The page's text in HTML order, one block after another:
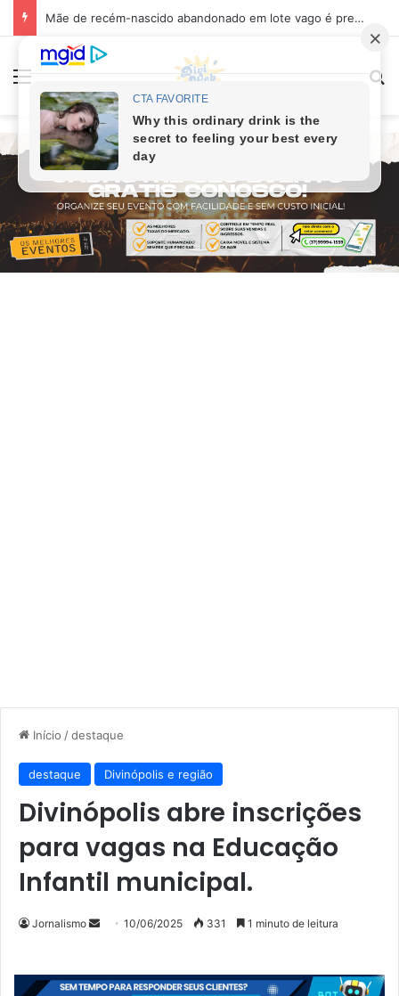
Mãe de recém-nascido abandonado em lote vago é presa em Sabará
Menu
Início /destaque
destaque Divinópolis e região
Divinópolis abre inscrições
para vagas na Educação
Infantil municipal.
Jornalismo
Mande
mail
10/06/2025 331 1 minuto de leitura